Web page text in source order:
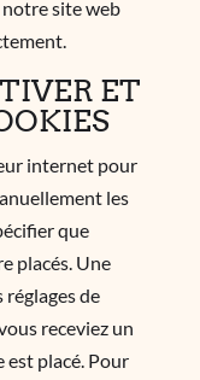
site web
ET
internet pour
les
que
placés. Une
de
receviez un
est placé. Pour